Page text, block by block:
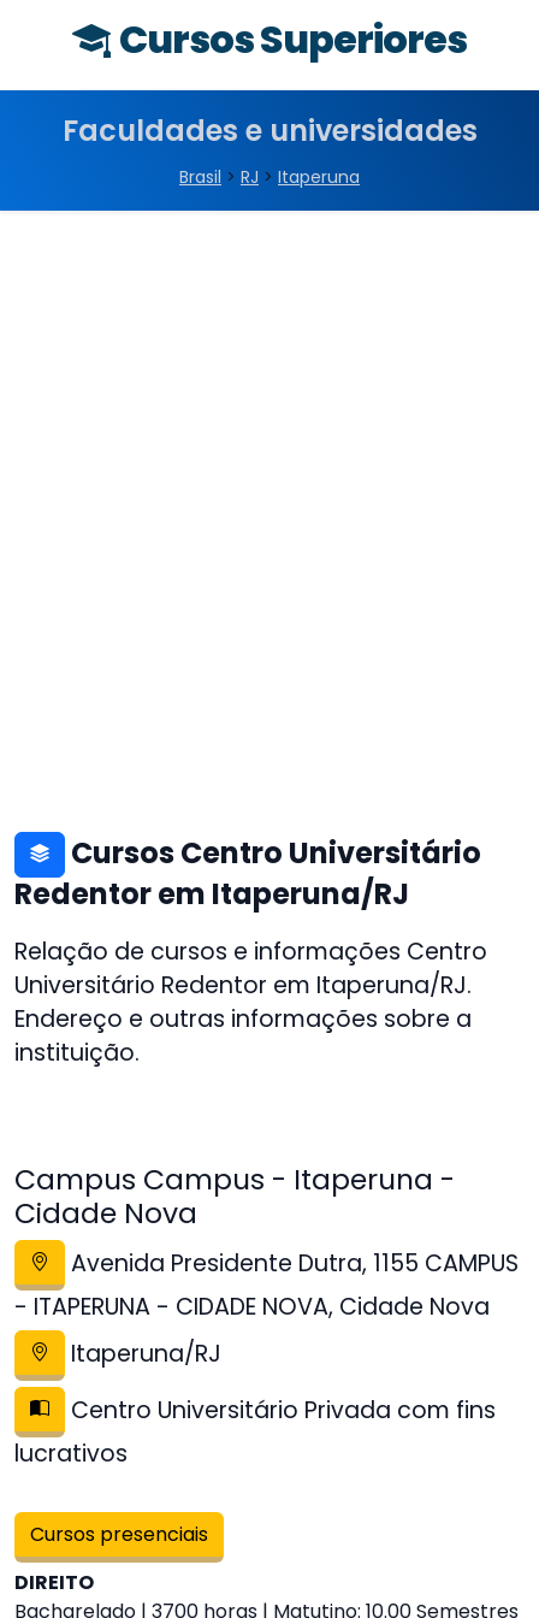
Cursos Superiores
Faculdades e universidades
Brasil > RJ > Itaperuna
Cursos Centro Universitário
Redentor em Itaperuna/RJ
Relação de cursos e informações Centro
Universitário Redentor em Itaperuna/RJ.
Endereço e outras informações sobre a
instituição.
Campus Campus - Itaperuna -
Cidade Nova
Avenida Presidente Dutra, 1155 CAMPUS
- ITAPERUNA - CIDADE NOVA, Cidade Nova
Itaperuna/RJ
Centro Universitário Privada com fins
lucrativos
Cursos presenciais
DIREITO
Bacharelado | 3700 horas | Matutino: 10.00 Semestres